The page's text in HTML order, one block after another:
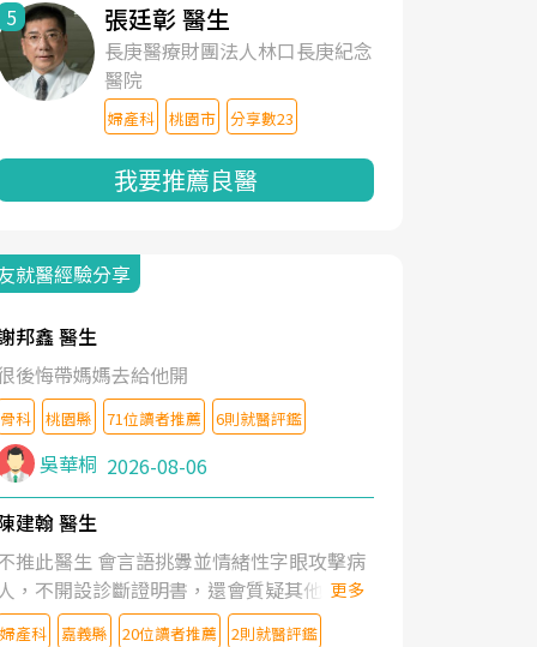
5 張廷彰 醫生
長庚醫療財團法人林口長庚紀念
醫院
婦產科 桃園市 分享數23
我要推薦良醫
就醫經驗分享
邦鑫 醫生
後悔帶媽媽去給他開
骨科 桃園縣 71位讀者推薦 6則就醫評鑑
吳華桐 2026-08-06
建翰 醫生
推此醫生 會言語挑釁並情緒性字眼攻擊病
，不開設診斷證明書，還會質疑其他醫生
判斷！
更多
婦產科 嘉義縣 20位讀者推薦 2則就醫評鑑